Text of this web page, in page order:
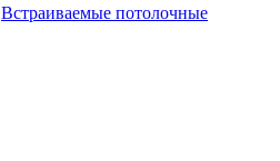
Встраиваемые потолочные